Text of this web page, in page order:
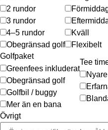
2 rundor
3 rundor
4–5 rundor
Obegränsad golf
Kväll
Flexibelt
Golfpaket
Greenfees inkluderat
Obegränsad golf
Golfbil / buggy
Mer än en bana
Tee
Övrigt